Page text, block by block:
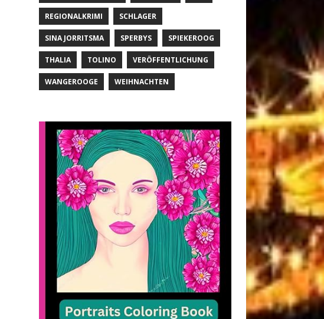
REGIONALKRIMI SCHLAGER
SINA JORRITSMA SPERBYS SPIEKEROOG
THALIA TOLINO VERÖFFENTLICHUNG
WANGEROOGE WEIHNACHTEN